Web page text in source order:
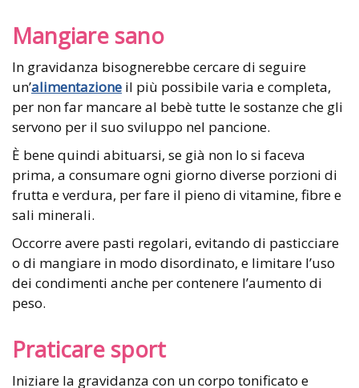
Mangiare sano
In gravidanza bisognerebbe cercare di seguire
un’alimentazione il più possibile varia e completa,
per non far mancare al bebè tutte le sostanze che gli
servono per il suo sviluppo nel pancione.
È bene quindi abituarsi, se già non lo si faceva
prima, a consumare ogni giorno diverse porzioni di
frutta e verdura, per fare il pieno di vitamine, fibre e
sali minerali.
Occorre avere pasti regolari, evitando di pasticciare
o di mangiare in modo disordinato, e limitare l’uso
dei condimenti anche per contenere l’aumento di
peso.
Praticare sport
Iniziare la gravidanza con un corpo tonificato e